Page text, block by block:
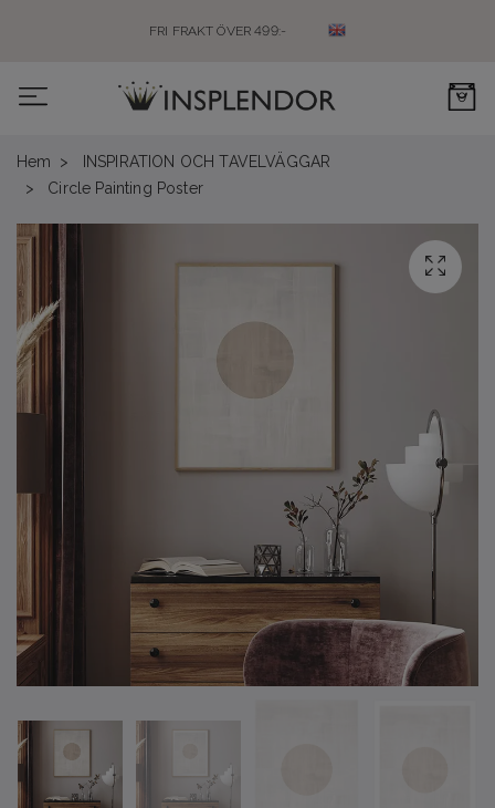
FRI FRAKT ÖVER 499:-
0
Hem
INSPIRATION OCH TAVELVÄGGAR
Circle Painting Poster